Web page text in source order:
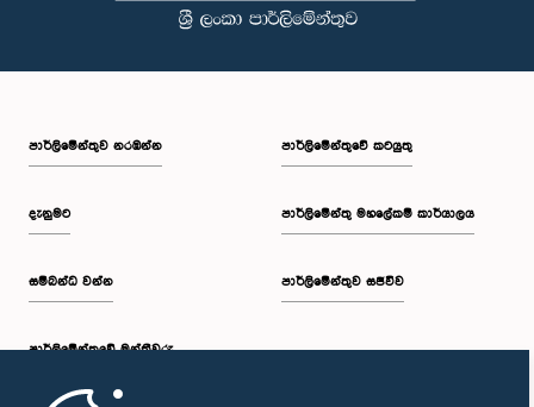
පාර්ලි‌මේන්තුව නරඹන්න
දැනුමට
සම්බන්ධ වන්න
පාර්ලි‌මේන්තුවේ මන්ත්‍රීවරු
පාර්ලිමේන්තුවේ කටයුතු
පාර්ලිමේන්තු මහලේකම් කාර්යාලය
පාර්ලිමේන්තුව සජීවීව